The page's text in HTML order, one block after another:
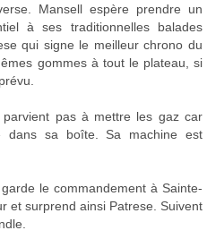
Mansell espère prendre un
à ses traditionnelles balades
qui signe le meilleur chrono du
gommes à tout le plateau, si
pas à mettre les gaz car
dans sa boîte. Sa machine est
le commandement à Sainte-
et surprend ainsi Patrese. Suivent